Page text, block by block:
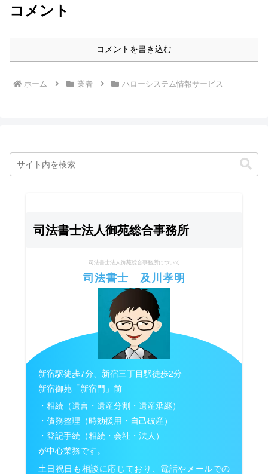
コメント
コメントを書き込む
ホーム 業者 ハローシステム情報サービス
司法書士法人御苑総合事務所
司法書士法人御苑総合事務所について
司法書士 及川孝明
新宿駅徒歩7分、新宿三丁目駅徒歩2分
新宿御苑「新宿門」前
・相続（遺言・遺産分割・遺産承継）
・債務整理（時効援用・自己破産）
・登記手続（相続・会社・法人）
が中心業務です。
土日祝日も相談に応じており、電話やメールでの